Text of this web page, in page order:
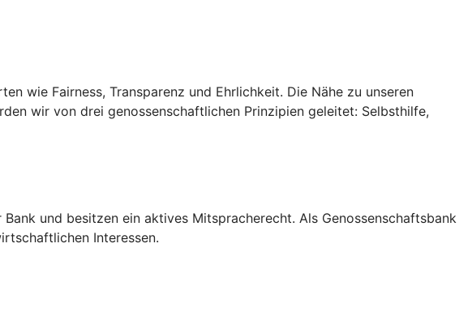
wie Fairness, Transparenz und Ehrlichkeit. Die Nähe zu unseren
wir von drei genossenschaftlichen Prinzipien geleitet: Selbsthilfe,
und besitzen ein aktives Mitspracherecht. Als Genossenschaftsbank
Interessen.